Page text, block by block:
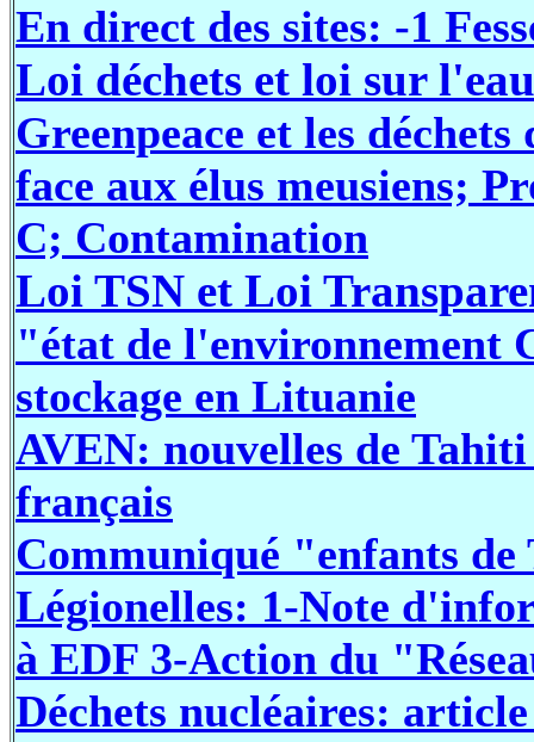
En direct des sites: -1
Loi déchets et loi sur
Greenpeace et les
face aux élus meusiens;
C; Contamination
Loi TSN et Loi
"état de l'environnement
stockage en Lituanie
AVEN: nouvelles de
français
Communiqué "enfants
Légionelles: 1-Note
à EDF 3-Action du
Déchets nucléaires: